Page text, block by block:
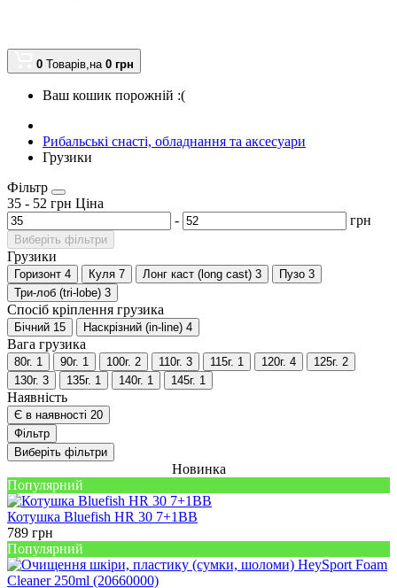
0 Товарів,на 0 грн
Ваш кошик порожній :(
Рибальські снасті, обладнання та аксесуари
Грузики
Фільтр
35 - 52 грн Ціна
-
грн
Виберіть фільтри
Грузики
Горизонт 4 Куля 7 Лонг каст (long cast) 3 Пузо 3
Три-лоб (tri-lobe) 3
Спосіб кріплення грузика
Бічний 15 Наскрізний (in-line) 4
Вага грузика
80г. 1 90г. 1 100г. 2 110г. 3 115г. 1 120г. 4 125г. 2
130г. 3 135г. 1 140г. 1 145г. 1
Наявність
Є в наявності 20
Фільтр
Виберіть фільтри
Новинка
Популярний
Котушка Bluefish HR 30 7+1BB
789 грн
Популярний